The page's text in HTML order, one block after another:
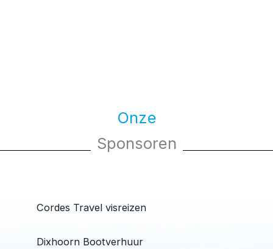
Onze
Sponsoren
Cordes Travel visreizen
Dixhoorn Bootverhuur